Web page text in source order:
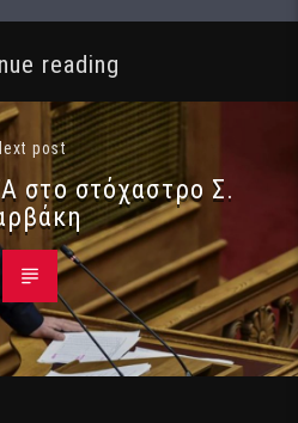
reading
post
στο στόχαστρο Σ.